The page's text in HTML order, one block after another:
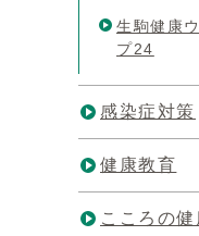
生駒健康
プ24
感染症対策
健康教育
こころの健